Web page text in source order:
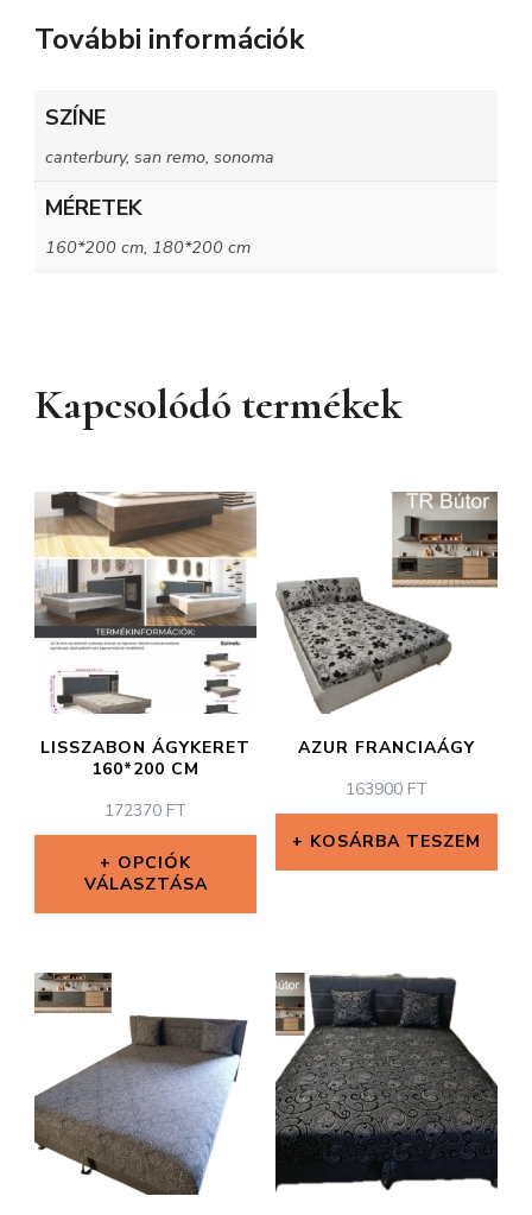
További információk
SZÍNE
canterbury, san remo, sonoma
MÉRETEK
160*200 cm, 180*200 cm
Kapcsolódó termékek
LISSZABON ÁGYKERET
160*200 CM
172370 FT
OPCIÓK
VÁLASZTÁSA
terméknek
több
variációja
van.
A
AZUR FRANCIAÁGY
163900 FT
KOSÁRBA TESZEM